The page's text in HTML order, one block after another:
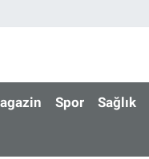
Spor Sağlık